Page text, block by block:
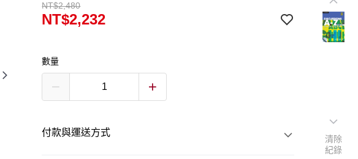
NT$2,480
NT$2,232
數量
付款與運送方式
清除
紀錄